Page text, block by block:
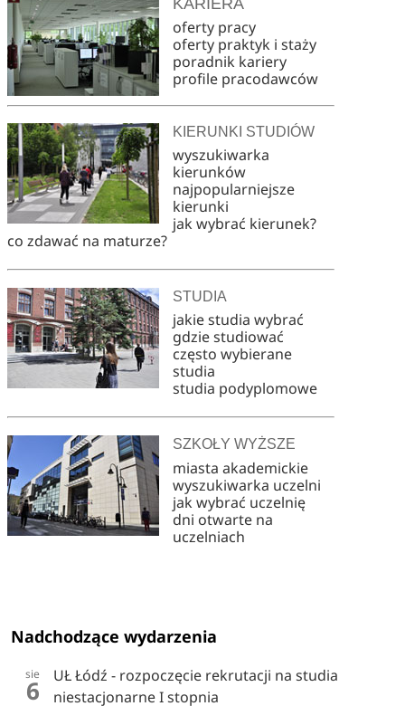
oferty pracy
oferty praktyk i staży
poradnik kariery
profile pracodawców
KIERUNKI STUDIÓW
wyszukiwarka
kierunków
najpopularniejsze
kierunki
jak wybrać kierunek?
co zdawać na maturze?
STUDIA
jakie studia wybrać
gdzie studiować
często wybierane
studia
studia podyplomowe
SZKOŁY WYŻSZE
miasta akademickie
wyszukiwarka uczelni
jak wybrać uczelnię
dni otwarte na
uczelniach
Nadchodzące wydarzenia
sie
6
UŁ Łódź - rozpoczęcie rekrutacji na studia
niestacjonarne I stopnia